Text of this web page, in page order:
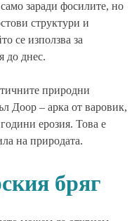
заради фосилите, но
структури и
се използва за
до днес.
природни
Доор – арка от варовик,
ерозия. Това е
на природата.
бряг